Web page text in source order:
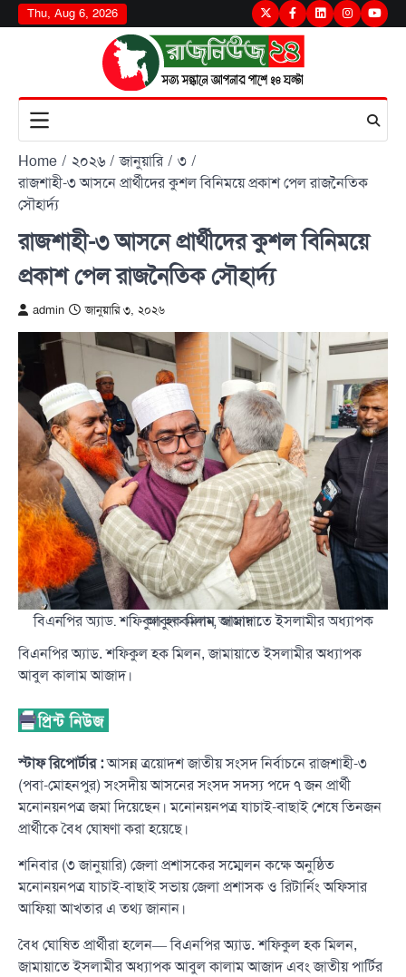
Skip
to
Thu, Aug 6, 2026 TwitterFacebook
LinkedInInstagram
Home ২০২৬ জানুয়ারি
৩
রাজশাহী-৩ আসনে প্রার্থীদের কুশল বিনিময়ে প্রকাশ পেল রাজনৈতিক
সৌহার্দ্য
রাজশাহী-৩ আসনে প্রার্থীদের কুশল বিনিময়ে
প্রকাশ পেল রাজনৈতিক সৌহার্দ্য
admin জানুয়ারি ৩, ২০২৬
বিএনপির অ্যাড. শফিকুল হক মিলন, জামায়াতে ইসলামীর অধ্যাপক আবুল কালাম আজাদ।
বিএনপির অ্যাড. শফিকুল হক মিলন, জামায়াতে ইসলামীর অধ্যাপক
আবুল কালাম আজাদ।
স্টাফ রিপোর্টার :আসন্ন ত্রয়োদশ জাতীয় সংসদ নির্বাচনে রাজশাহী-৩
(পবা-মোহনপুর) সংসদীয় আসনের সংসদ সদস্য পদে ৭ জন প্রার্থী
মনোনয়নপত্র জমা দিয়েছেন। মনোনয়নপত্র যাচাই-বাছাই শেষে তিনজন
প্রার্থীকে বৈধ ঘোষণা করা হয়েছে।
শনিবার (৩ জানুয়ারি) জেলা প্রশাসকের সম্মেলন কক্ষে অনুষ্ঠিত
মনোনয়নপত্র যাচাই-বাছাই সভায় জেলা প্রশাসক ও রিটার্নিং অফিসার
আফিয়া আখতার এ তথ্য জানান।
বৈধ ঘোষিত প্রার্থীরা হলেন— বিএনপির অ্যাড. শফিকুল হক মিলন,
জামায়াতে ইসলামীর অধ্যাপক আবুল কালাম আজাদ এবং জাতীয় পার্টির